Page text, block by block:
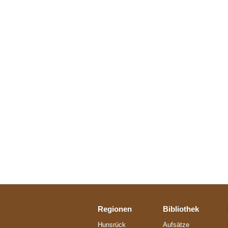
Regionen
Hunsrück
Bibliothek
Aufsätze